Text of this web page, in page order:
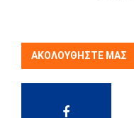
ΑΚΟΛΟΥΘΉΣΤΕ ΜΑΣ